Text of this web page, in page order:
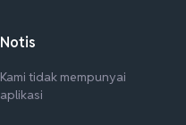
Notis
Kami tidak mempunyai
aplikasi